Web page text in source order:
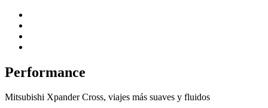
Performance
Mitsubishi Xpander Cross, viajes más suaves y fluidos